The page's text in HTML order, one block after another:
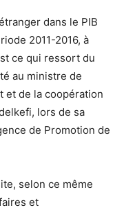
dans le PIB
2011-2016, à
ce qui ressort du
au ministre de
et de la coopération
lors de sa
de Promotion de
selon ce même
et